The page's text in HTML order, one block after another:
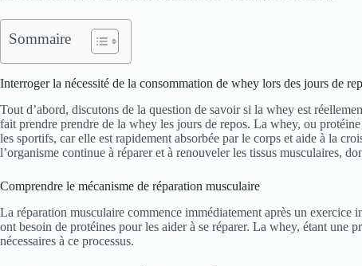
Sommaire
Interroger la nécessité de la consommation de whey lors des jours de
Tout d’abord, discutons de la question de savoir si la whey est
fait prendre prendre de la whey les jours de repos. La whey, ou
les sportifs, car elle est rapidement absorbée par le corps et aide à la
l’organisme continue à réparer et à renouveler les tissus musculaires,
Comprendre le mécanisme de réparation musculaire
La réparation musculaire commence immédiatement après un exercice
ont besoin de protéines pour les aider à se réparer. La whey, étant une
nécessaires à ce processus.